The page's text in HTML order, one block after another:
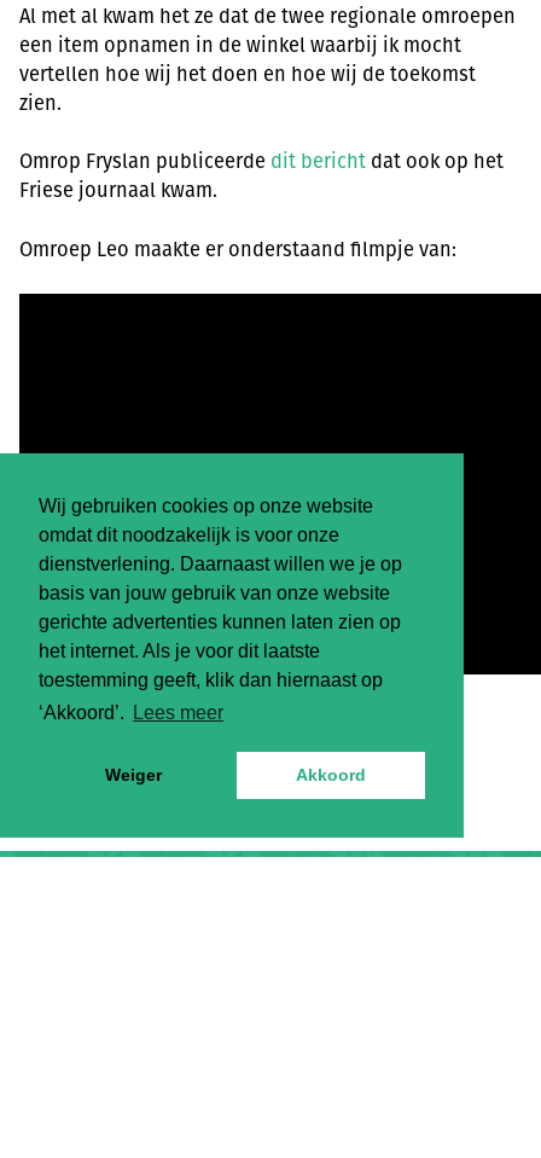
Wij gebruiken cookies op onze website
omdat dit noodzakelijk is voor onze
dienstverlening. Daarnaast willen we je op
basis van jouw gebruik van onze website
gerichte advertenties kunnen laten zien op
het internet. Als je voor dit laatste
toestemming geeft, klik dan hiernaast op
‘Akkoord’.
Lees meer
Weiger Akkoord
Al met al kwam het ze dat de twee regionale omroepen
een item opnamen in de winkel waarbij ik mocht
vertellen hoe wij het doen en hoe wij de toekomst
zien.
Omrop Fryslan publiceerde dit bericht dat ook op het
Friese journaal kwam.
Omroep Leo maakte er onderstaand filmpje van: